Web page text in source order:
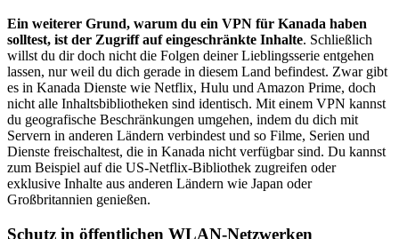
Ein weiterer Grund, warum du ein VPN für Kanada haben
solltest, ist der Zugriff auf eingeschränkte Inhalte. Schließlich
willst du dir doch nicht die Folgen deiner Lieblingsserie entgehen
lassen, nur weil du dich gerade in diesem Land befindest. Zwar gibt
es in Kanada Dienste wie Netflix, Hulu und Amazon Prime, doch
nicht alle Inhaltsbibliotheken sind identisch. Mit einem VPN kannst
du geografische Beschränkungen umgehen, indem du dich mit
Servern in anderen Ländern verbindest und so Filme, Serien und
Dienste freischaltest, die in Kanada nicht verfügbar sind. Du kannst
zum Beispiel auf die US-Netflix-Bibliothek zugreifen oder
exklusive Inhalte aus anderen Ländern wie Japan oder
Großbritannien genießen.
Schutz in öffentlichen WLAN-Netzwerken